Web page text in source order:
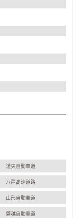
道央自動車道
八戸高速道路
山形自動車道
磐越自動車道